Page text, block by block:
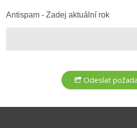
Antispam - Zadej aktuální rok